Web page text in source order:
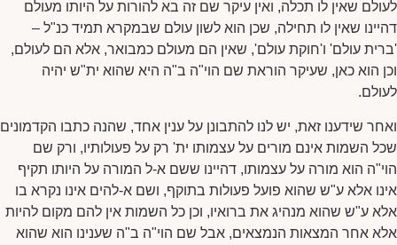
לעולם שאין לו תכלה, ואין עיקר שם זה בא להורות על היותו מעולם
דהיינו שאין לו תחילה, שכן הוא לשון עולם שבמקרא תמיד כנ"ל –
'ברית עולם' ו'חוקת עולם', שאין הם מעולם כמבואר, אלא הם לעולם,
וכן הוא כאן, שעיקר הוראת שם הוי"ה ב"ה היא שהוא ית"ש יהיה
לעולם.
ואחר שידענו זאת, יש לנו להתבונן על ענין אחד, שהנה כתבו הקדמונים
שכל השמות אינם מורים על עצמותו ית' רק על פעולותיו, ורק שם
הוי"ה הוא מורה על עצמותו, דהיינו ששם א-ל המורה על היותו תקיף
אינו אלא ע"ש שהוא פועל פעולות בתוקף, ושם א-להים אינו נקרא בו
אלא ע"ש שהוא מנהיג את ברואיו, וכן כל השמות אין להם מקום להיות
אלא אחר המצאות הנמצאים, אבל שם הוי"ה ב"ה שענינו הוא שהוא